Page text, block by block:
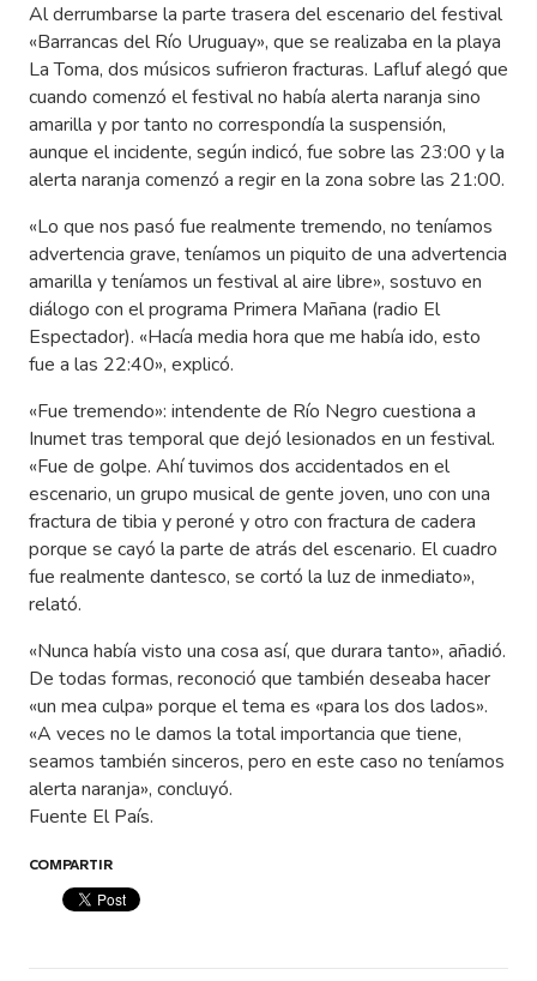
Al derrumbarse la parte trasera del escenario del festival
«Barrancas del Río Uruguay», que se realizaba en la playa
La Toma, dos músicos sufrieron fracturas. Lafluf alegó que
cuando comenzó el festival no había alerta naranja sino
amarilla y por tanto no correspondía la suspensión,
aunque el incidente, según indicó, fue sobre las 23:00 y la
alerta naranja comenzó a regir en la zona sobre las 21:00.
«Lo que nos pasó fue realmente tremendo, no teníamos
advertencia grave, teníamos un piquito de una advertencia
amarilla y teníamos un festival al aire libre», sostuvo en
diálogo con el programa Primera Mañana (radio El
Espectador). «Hacía media hora que me había ido, esto
fue a las 22:40», explicó.
«Fue tremendo»: intendente de Río Negro cuestiona a
Inumet tras temporal que dejó lesionados en un festival.
«Fue de golpe. Ahí tuvimos dos accidentados en el
escenario, un grupo musical de gente joven, uno con una
fractura de tibia y peroné y otro con fractura de cadera
porque se cayó la parte de atrás del escenario. El cuadro
fue realmente dantesco, se cortó la luz de inmediato»,
relató.
«Nunca había visto una cosa así, que durara tanto», añadió.
De todas formas, reconoció que también deseaba hacer
«un mea culpa» porque el tema es «para los dos lados».
«A veces no le damos la total importancia que tiene,
seamos también sinceros, pero en este caso no teníamos
alerta naranja», concluyó.
Fuente El País.
COMPARTIR